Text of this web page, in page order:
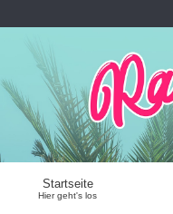
Startseite
Hier geht's los